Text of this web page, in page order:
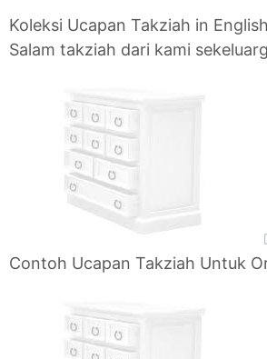
Koleksi Ucapan Takziah in
Salam takziah dari kami
Contoh Ucapan Takziah Untuk